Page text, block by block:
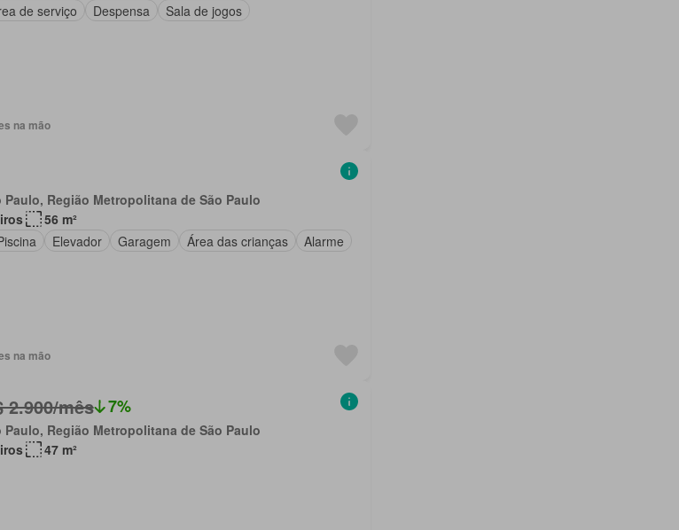
de serviço Despensa Sala de jogos
na mão
Região Metropolitana de São Paulo
56 m²
Elevador Garagem Área das crianças Alarme
na mão
2.900/mês 7%
Região Metropolitana de São Paulo
47 m²